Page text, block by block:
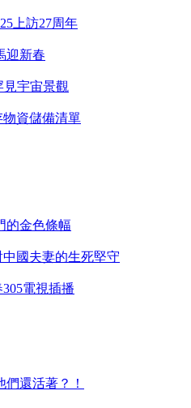
上訪27周年
迎新春
見宇宙景觀
物資儲備清單
的金色條幅
中國夫妻的生死堅守
電視插播
們還活著？！